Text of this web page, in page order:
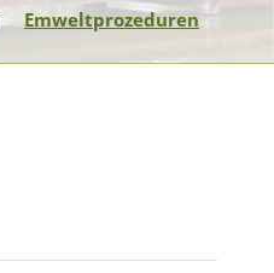
Emweltprozeduren